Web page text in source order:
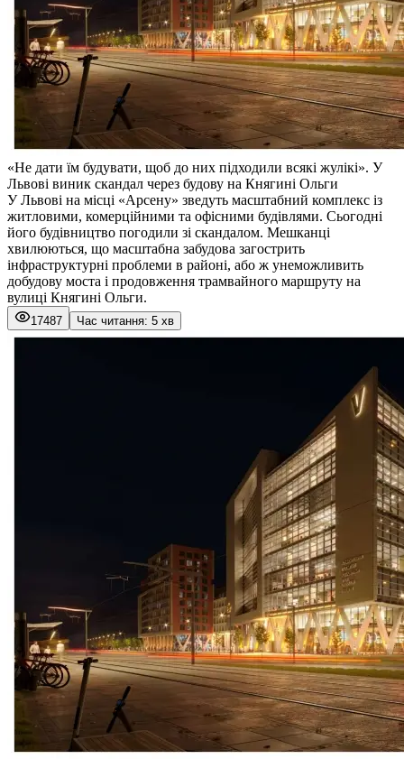
«Не дати їм будувати, щоб до них підходили всякі жулікі». У
Львові виник скандал через будову на Княгині Ольги
У Львові на місці «Арсену» зведуть масштабний комплекс із
житловими, комерційними та офісними будівлями. Сьогодні
його будівництво погодили зі скандалом. Мешканці
хвилюються, що масштабна забудова загострить
інфраструктурні проблеми в районі, або ж унеможливить
добудову моста і продовження трамвайного маршруту на
вулиці Княгині Ольги.
17487 Час читання: 5 хв